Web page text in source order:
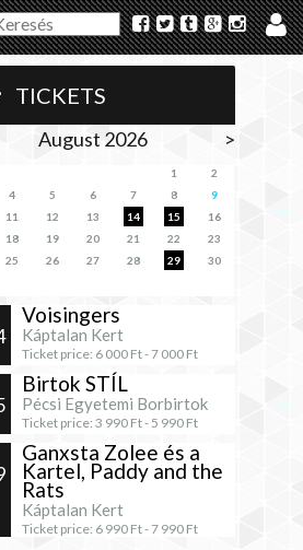
TICKETS
August 2026 >
1
2
4 5 6 7 8
9
11 12 13 14 15
16
18 19 20 21 22
23
25 26 27 28 29
30
Voisingers
Káptalan Kert
Ticket price: 6 000 Ft -7 000 Ft
Birtok STÍL
Pécsi Egyetemi Borbirtok
Ticket price: 3 990 Ft - 5 990 Ft
Ganxsta Zolee és a
Kartel, Paddy and the
Rats
Káptalan Kert
Ticket price: 6 990 Ft -7 990 Ft